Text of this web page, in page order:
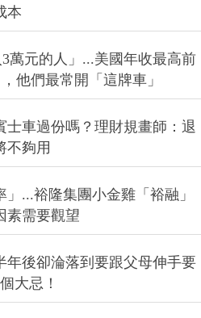
本
3萬元的人」...美國年收最高前
他們最常開「這牌車」
士車過份嗎？理財規畫師：退
不夠用
」...裕隆集團小金雞「裕融」
素需要觀望
年後卻淪落到要跟父母伸手要
大忌！